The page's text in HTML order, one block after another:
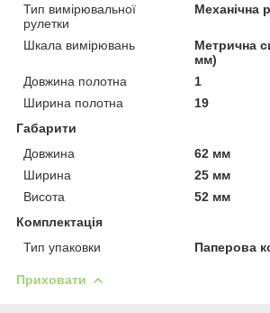
Тип вимірювальної
рулетки
Механічна
Шкала вимірювань
Метрична
мм)
Довжина полотна
1
Ширина полотна
19
Габарити
Довжина
62 мм
Ширина
25 мм
Висота
52 мм
Комплектація
Тип упаковки
Паперова
Приховати